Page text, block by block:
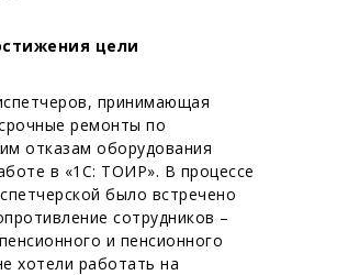
цели
принимающая
ремонты по
отказам оборудования
в «1С: ТОИР». В процессе
было встречено
сотрудников –
и пенсионного
хотели работать на